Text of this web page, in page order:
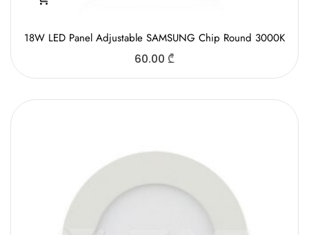
18W LED Panel Adjustable SAMSUNG Chip Round 3000K
60.00 ₾